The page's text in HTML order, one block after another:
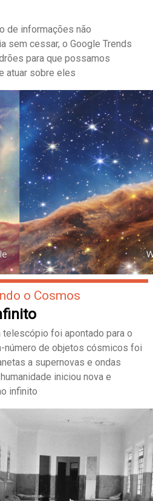
de informações não
sem cessar, o Google Trends
para que possamos
atuar sobre eles
o Cosmos
telescópio foi apontado para o
número de objetos cósmicos foi
a supernovas e ondas
iniciou nova e
infinito